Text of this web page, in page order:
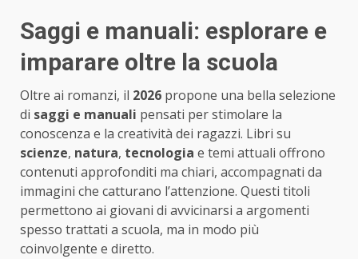
Saggi e manuali: esplorare e
imparare oltre la scuola
Oltre ai romanzi, il 2026 propone una bella selezione
di saggi e manuali pensati per stimolare la
conoscenza e la creatività dei ragazzi. Libri su
scienze, natura, tecnologia e temi attuali offrono
contenuti approfonditi ma chiari, accompagnati da
immagini che catturano l’attenzione. Questi titoli
permettono ai giovani di avvicinarsi a argomenti
spesso trattati a scuola, ma in modo più
coinvolgente e diretto.